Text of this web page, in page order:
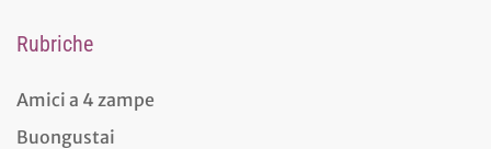
Rubriche
Amici a 4 zampe
Buongustai